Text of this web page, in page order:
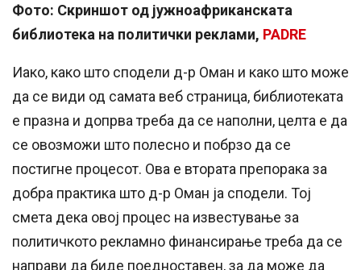
Фото: Скриншот од јужноафриканската
библиотека на политички реклами, PADRE
Иако, како што сподели д-р Оман и како што може
да се види од самата веб страница, библиотеката
е празна и допрва треба да се наполни, целта е да
се овозможи што полесно и побрзо да се
постигне процесот. Ова е втората препорака за
добра практика што д-р Оман ја сподели. Тој
смета дека овој процес на известување за
политичкото рекламно финансирање треба да се
направи да биде поедноставен, за да може да